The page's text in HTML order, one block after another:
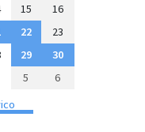
15
16
22
23
29
30
5 6